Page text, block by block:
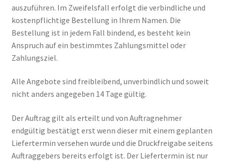
auszuführen. Im Zweifelsfall erfolgt die verbindliche und
kostenpflichtige Bestellung in Ihrem Namen. Die
Bestellung ist in jedem Fall bindend, es besteht kein
Anspruch auf ein bestimmtes Zahlungsmittel oder
Zahlungsziel.
Alle Angebote sind freibleibend, unverbindlich und soweit
nicht anders angegeben 14 Tage gültig.
Der Auftrag gilt als erteilt und von Auftragnehmer
endgültig bestätigt erst wenn dieser mit einem geplanten
Liefertermin versehen wurde und die Druckfreigabe seitens
Auftraggebers bereits erfolgt ist. Der Liefertermin ist nur